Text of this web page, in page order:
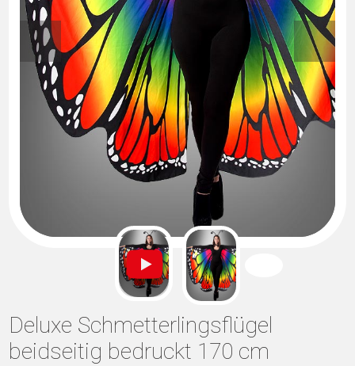
Deluxe Schmetterlingsflügel
beidseitig bedruckt 170 cm